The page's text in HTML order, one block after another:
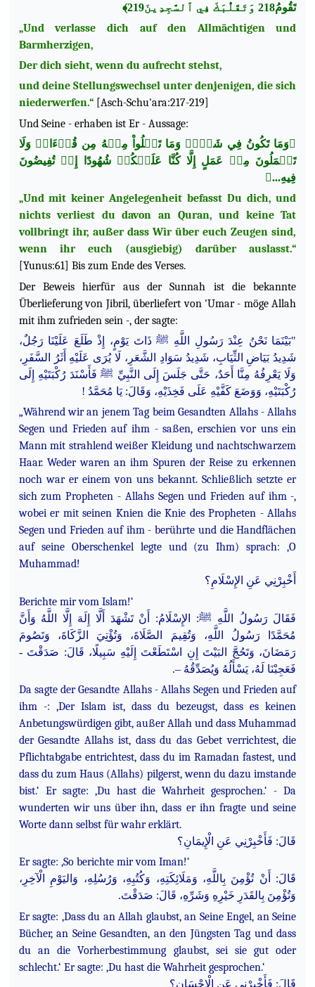
تَقُومُ218 وَتَقَلُّبَكَ فِي ٱلسَّٰجِدِينَ219﴾
„Und verlasse dich auf den Allmächtigen und
Barmherzigen,
Der dich sieht, wenn du aufrecht stehst,
und deine Stellungswechsel unter denjenigen, die sich
niederwerfen.“[Asch-Schu'ara:217-219]
Und Seine - erhaben ist Er - Aussage:
﴿وَمَا تَكُونُ فِي شَأۡنٖ وَمَا تَتۡلُواْ مِنۡهُ مِن قُرۡءَانٖ وَلَا
تَعۡمَلُونَ مِنۡ عَمَلٍ إِلَّا كُنَّا عَلَيۡكُمۡ شُهُودًا إِذۡ تُفِيضُونَ
فِيهِ...﴾
„Und mit keiner Angelegenheit befasst Du dich, und
nichts verliest du davon an Quran, und keine Tat
vollbringt ihr, außer dass Wir über euch Zeugen sind,
wenn ihr euch (ausgiebig) darüber auslasst.“
[Yunus:61] Bis zum Ende des Verses.
Der Beweis hierfür aus der Sunnah ist die bekannte
Überlieferung von Jibril, überliefert von 'Umar - möge Allah
mit ihm zufrieden sein -, der sagte:
"بَيْنَمَا نَحْنُ عِنْدَ رَسُولِ اللَّهِ ﷺ ذَاتَ يَوْمٍ، إِذْ طَلَعَ عَلَيْنَا رَجُلٌ،
شَدِيدُ بَيَاضِ الثِّيَابِ، شَدِيدُ سَوَادِ الشَّعَرِ، لَا يُرَى عَلَيْهِ أَثَرُ السَّفَرِ،
وَلَا يَعْرِفُهُ مِنَّا أَحَدٌ، حَتَّى جَلَسَ إِلَى النَّبِيِّ ﷺ فَأَسْنَدَ رُكْبَتَيْهِ إِلَى
رُكْبَتَيْهِ، وَوَضَعَ كَفَّيْهِ عَلَى فَخِذَيْهِ، وَقَالَ: يَا مُحَمَّدُ !
„Während wir an jenem Tag beim Gesandten Allahs - Allahs
Segen und Frieden auf ihm - saßen, erschien vor uns ein
Mann mit strahlend weißer Kleidung und nachtschwarzem
Haar. Weder waren an ihm Spuren der Reise zu erkennen
noch war er einem von uns bekannt. Schließlich setzte er
sich zum Propheten - Allahs Segen und Frieden auf ihm -,
wobei er mit seinen Knien die Knie des Propheten - Allahs
Segen und Frieden auf ihm - berührte und die Handflächen
auf seine Oberschenkel legte und (zu Ihm) sprach: ‚O
Muhammad!
أَخْبِرْنِي عَنِ الإِسْلَامِ؟
Berichte mir vom Islam!‘
فَقَالَ رَسُولُ اللَّهِ ﷺ: الإِسْلَامُ: أَنْ تَشْهَدَ أَلَّا إِلَهَ إِلَّا اللَّهُ وَأَنَّ
مُحَمَّدًا رَسُولُ اللَّهِ، وَتُقِيمَ الصَّلَاةَ، وَتُؤْتِيَ الزَّكَاةَ، وَتَصُومَ
رَمَضَانَ، وَتَحُجَّ البَيْتَ إِنِ اسْتَطَعْتَ إِلَيْهِ سَبِيلًا، قَالَ: صَدَقْتَ -
فَعَجِبْنَا لَهُ، يَسْأَلُهُ وَيُصَدِّقُهُ –.
Da sagte der Gesandte Allahs - Allahs Segen und Frieden auf
ihm -: ‚Der Islam ist, dass du bezeugst, dass es keinen
Anbetungswürdigen gibt, außer Allah und dass Muhammad
der Gesandte Allahs ist, dass du das Gebet verrichtest, die
Pflichtabgabe entrichtest, dass du im Ramadan fastest, und
dass du zum Haus (Allahs) pilgerst, wenn du dazu imstande
bist.‘ Er sagte: ‚Du hast die Wahrheit gesprochen.‘ - Da
wunderten wir uns über ihn, dass er ihn fragte und seine
Worte dann selbst für wahr erklärt.
قَالَ: فَأَخْبِرْنِي عَنِ الْإِيمَانِ؟
Er sagte: ‚So berichte mir vom Iman!‘
قَالَ: أَنْ تُؤْمِنَ بِاللَّهِ، وَمَلَائِكَتِهِ، وَكُتُبِهِ، وَرُسُلِهِ، وَاليَوْمِ الْآخِرِ،
وَتُؤْمِنَ بِالقَدَرِ خَيْرِهِ وَشَرِّهِ، قَالَ: صَدَقْتَ.
Er sagte: ‚Dass du an Allah glaubst, an Seine Engel, an Seine
Bücher, an Seine Gesandten, an den Jüngsten Tag und dass
du an die Vorherbestimmung glaubst, sei sie gut oder
schlecht.‘ Er sagte: ‚Du hast die Wahrheit gesprochen.‘
قَالَ: فَأَخْبِرْنِي عَنِ الْإِحْسَانِ؟